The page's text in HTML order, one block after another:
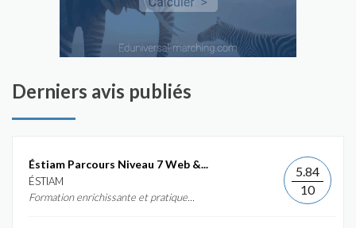
Derniers avis publiés
Éstiam Parcours Niveau 7 Web &...
ÉSTIAM
Formation enrichissante et pratique...
5.84
10